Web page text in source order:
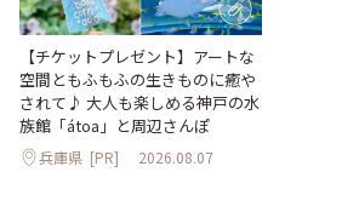
【チケットプレゼント】アートな
空間ともふもふの生きものに癒や
されて♪ 大人も楽しめる神戸の水
族館「átoa」と周辺さんぽ
兵庫県 [PR] 2026.08.07